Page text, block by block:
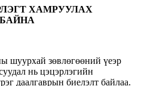
ХАМРУУЛАХ
шуурхай зөвлөгөөний үеэр
нь цэцэрлэгийн
даалгаврын биелэлт байлаа.